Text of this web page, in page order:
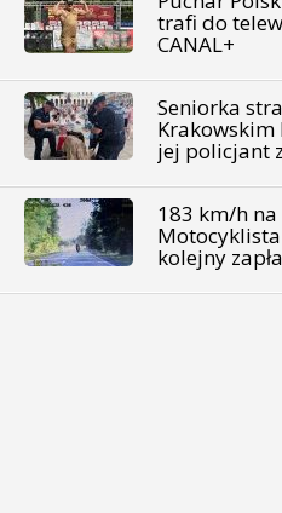
trafi do
CANAL+
Seniorka
Krakowskim
jej policjant
183 km/h na
kolejny